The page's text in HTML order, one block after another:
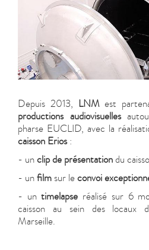
Depuis 2013, LNMest
productions audiovisuelles
pharse EUCLID, avec la
caisson Erios:
- unclip de présentationdu
- unfilm sur leconvoi
- untimelapse réalisé sur 6
caisson au sein des locaux
Marseille.